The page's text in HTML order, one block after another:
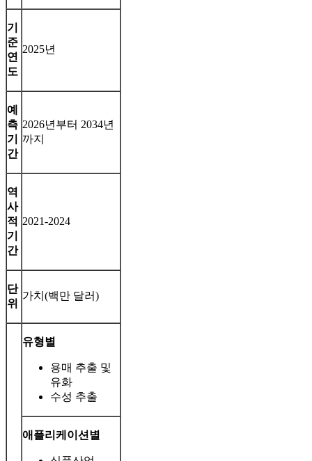
기
준
연
도
2025년
예
측
기
간
2026년부터 2034년
까지
역
사
적
기
간
2021-2024
단
위
가치(백만 달러)
유형별
용매 추출 및
유화
수성 추출
애플리케이션별